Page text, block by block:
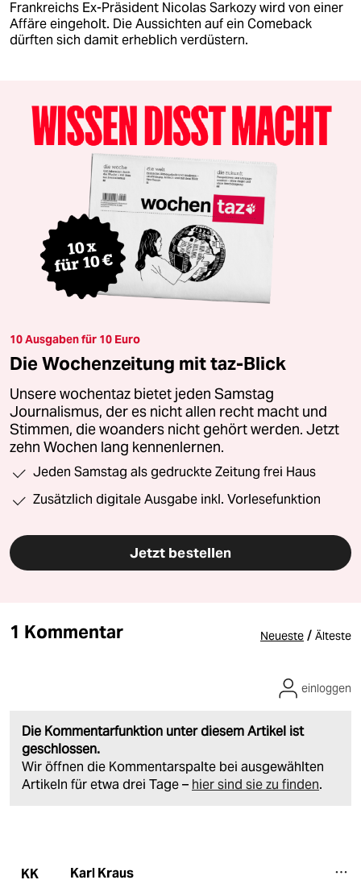
Frankreichs Ex-Präsident Nicolas Sarkozy wird von einer
Affäre eingeholt. Die Aussichten auf ein Comeback
dürften sich damit erheblich verdüstern.
10 Ausgaben für 10 Euro
Die Wochenzeitung mit taz-Blick
Unsere wochentaz bietet jeden Samstag
Journalismus, der es nicht allen recht macht und
Stimmen, die woanders nicht gehört werden. Jetzt
zehn Wochen lang kennenlernen.
Jeden Samstag als gedruckte Zeitung frei Haus
Zusätzlich digitale Ausgabe inkl. Vorlesefunktion
Jetzt bestellen
1 Kommentar Neueste / Älteste
Die Kommentarfunktion unter diesem Artikel ist
geschlossen.
Wir öffnen die Kommentarspalte bei ausgewählten
Artikeln für etwa drei Tage – hier sind sie zu finden.
einloggen
KK Karl Kraus